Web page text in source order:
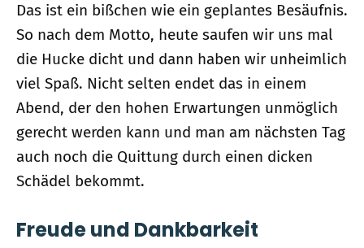
Das ist ein bißchen wie ein geplantes Besäufnis.
So nach dem Motto, heute saufen wir uns mal
die Hucke dicht und dann haben wir unheimlich
viel Spaß. Nicht selten endet das in einem
Abend, der den hohen Erwartungen unmöglich
gerecht werden kann und man am nächsten Tag
auch noch die Quittung durch einen dicken
Schädel bekommt.
Freude und Dankbarkeit